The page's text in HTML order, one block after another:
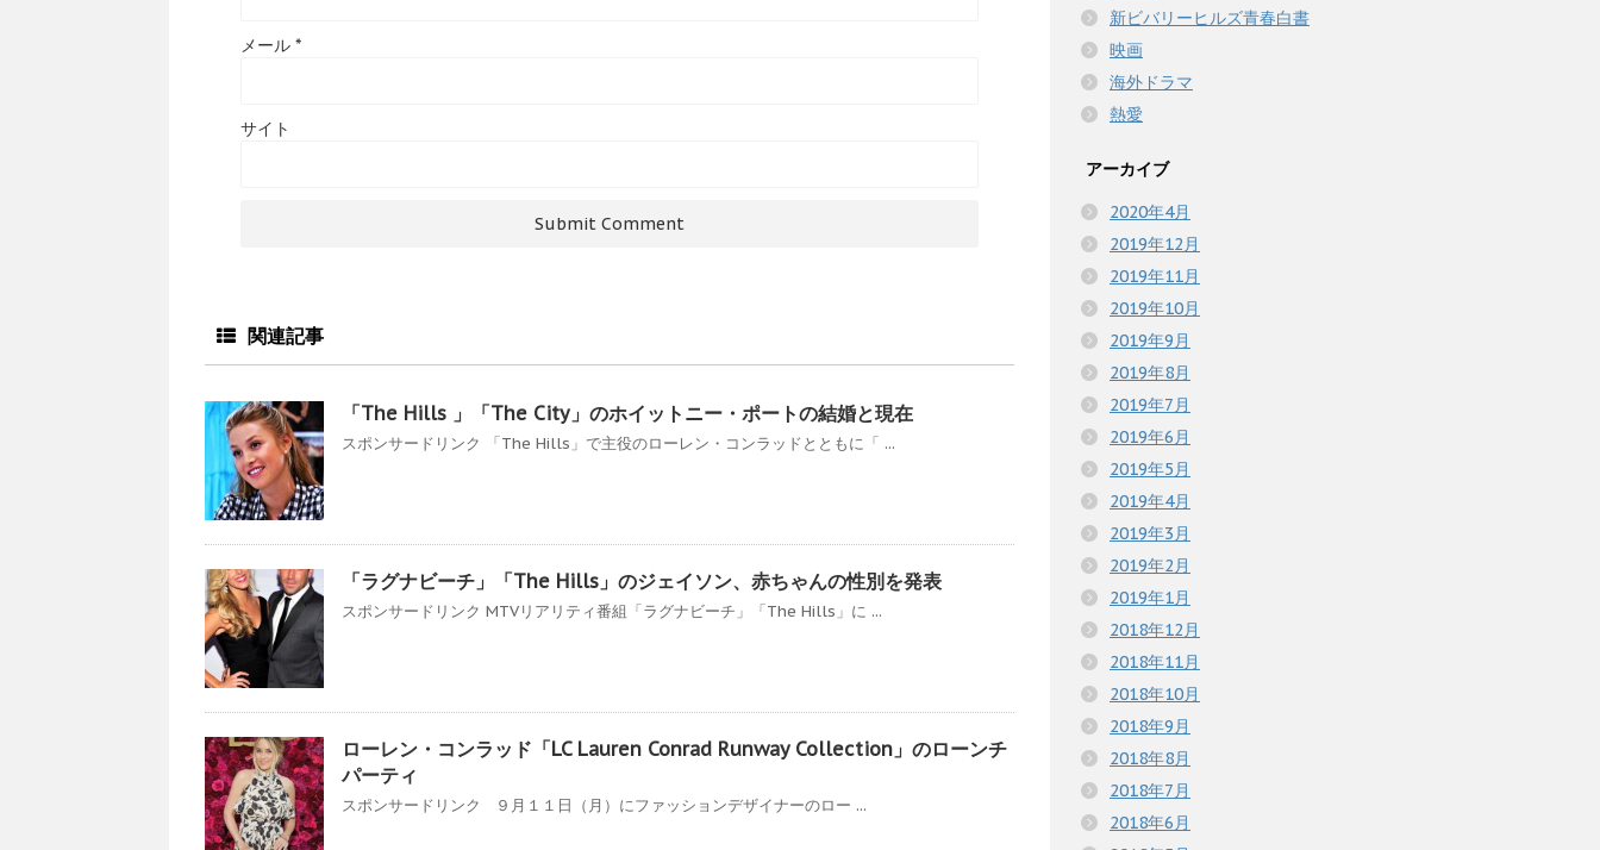
メール *
サイト
関連記事
「The Hills 」「The City」のホイットニー・ポートの結婚と現在
スポンサードリンク 「The Hills」で主役のローレン・コンラッドとともに「 ...
「ラグナビーチ」「The Hills」のジェイソン、赤ちゃんの性別を発表
スポンサードリンク MTVリアリティ番組「ラグナビーチ」「The Hills」に ...
ローレン・コンラッド「LC Lauren Conrad Runway Collection」のローンチ
パーティ
スポンサードリンク ９月１１日（月）にファッションデザイナーのロー ...
新ビバリーヒルズ青春白書
映画
海外ドラマ
熱愛
アーカイブ
2020年4月
2019年12月
2019年11月
2019年10月
2019年9月
2019年8月
2019年7月
2019年6月
2019年5月
2019年4月
2019年3月
2019年2月
2019年1月
2018年12月
2018年11月
2018年10月
2018年9月
2018年8月
2018年7月
2018年6月